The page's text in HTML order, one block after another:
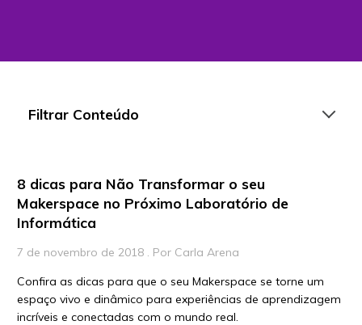
Filtrar Conteúdo
Artigos
Playlists
Vídeos
Para Educadores
Para Instituições
8 dicas para Não Transformar o seu
Makerspace no Próximo Laboratório de
Informática
7 de novembro de 2018 . Por Carla Arena
Confira as dicas para que o seu Makerspace se torne um
espaço vivo e dinâmico para experiências de aprendizagem
incríveis e conectadas com o mundo real.